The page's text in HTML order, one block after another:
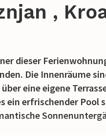
,
dieser
Die Innenräume
eine eigene
ein erfrischender Pool